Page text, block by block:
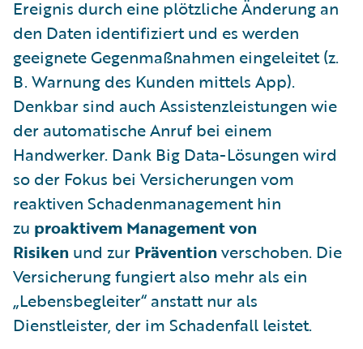
Ereignis durch eine plötzliche Änderung an
den Daten identifiziert und es werden
geeignete Gegenmaßnahmen eingeleitet (z.
B. Warnung des Kunden mittels App).
Denkbar sind auch Assistenzleistungen wie
der automatische Anruf bei einem
Handwerker. Dank Big Data-Lösungen wird
so der Fokus bei Versicherungen vom
reaktiven Schadenmanagement hin
zu proaktivem Management von
Risiken und zur Präventionverschoben. Die
Versicherung fungiert also mehr als ein
„Lebensbegleiter“ anstatt nur als
Dienstleister, der im Schadenfall leistet.